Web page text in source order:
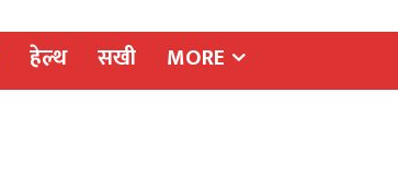
हेल्थ सखी MORE